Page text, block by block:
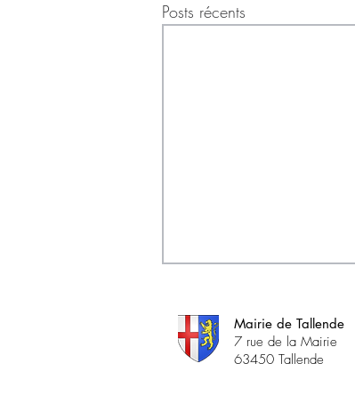
Posts récents
Mairie de Tallende
7 rue de la Mairie
63450 Tallende